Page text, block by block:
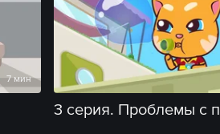
7 мин
3 серия. Проблемы с